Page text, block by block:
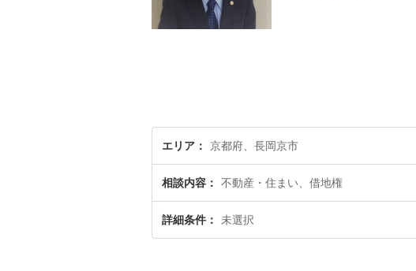
エリア 京都府、長岡京市
相談内容 不動産・住まい、借地権
詳細条件 未選択